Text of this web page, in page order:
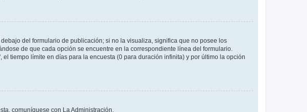
del formulario de publicación; si no la visualiza, significa que no posee los
de que cada opción se encuentre en la correspondiente línea del formulario.
tiempo límite en días para la encuesta (0 para duración infinita) y por último la opción
comuníquese con La Administración.